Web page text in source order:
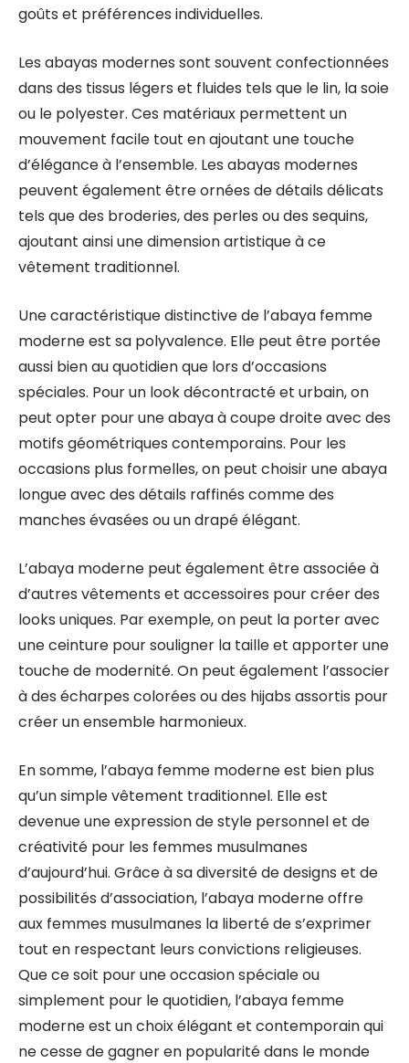
goûts et préférences individuelles.
Les abayas modernes sont souvent confectionnées
dans des tissus légers et fluides tels que le lin, la soie
ou le polyester. Ces matériaux permettent un
mouvement facile tout en ajoutant une touche
d’élégance à l’ensemble. Les abayas modernes
peuvent également être ornées de détails délicats
tels que des broderies, des perles ou des sequins,
ajoutant ainsi une dimension artistique à ce
vêtement traditionnel.
Une caractéristique distinctive de l’abaya femme
moderne est sa polyvalence. Elle peut être portée
aussi bien au quotidien que lors d’occasions
spéciales. Pour un look décontracté et urbain, on
peut opter pour une abaya à coupe droite avec des
motifs géométriques contemporains. Pour les
occasions plus formelles, on peut choisir une abaya
longue avec des détails raffinés comme des
manches évasées ou un drapé élégant.
L’abaya moderne peut également être associée à
d’autres vêtements et accessoires pour créer des
looks uniques. Par exemple, on peut la porter avec
une ceinture pour souligner la taille et apporter une
touche de modernité. On peut également l’associer
à des écharpes colorées ou des hijabs assortis pour
créer un ensemble harmonieux.
En somme, l’abaya femme moderne est bien plus
qu’un simple vêtement traditionnel. Elle est
devenue une expression de style personnel et de
créativité pour les femmes musulmanes
d’aujourd’hui. Grâce à sa diversité de designs et de
possibilités d’association, l’abaya moderne offre
aux femmes musulmanes la liberté de s’exprimer
tout en respectant leurs convictions religieuses.
Que ce soit pour une occasion spéciale ou
simplement pour le quotidien, l’abaya femme
moderne est un choix élégant et contemporain qui
ne cesse de gagner en popularité dans le monde